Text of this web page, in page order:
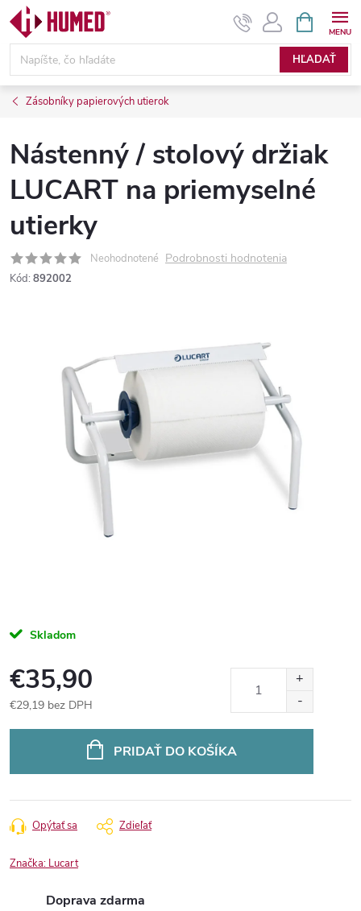
Prejsť
obsah
HĽADAŤ
KOŠÍK
Zásobníky papierových utierok
Nástenný / stolový držiak
LUCART na priemyselné
utierky
Neohodnotené Podrobnosti hodnotenia
Kód: 892002
Skladom
€35,90
€29,19 bez DPH
PRIDAŤ DO KOŠÍKA
Opýtať sa Zdieľať
Značka: Lucart
Doprava zdarma